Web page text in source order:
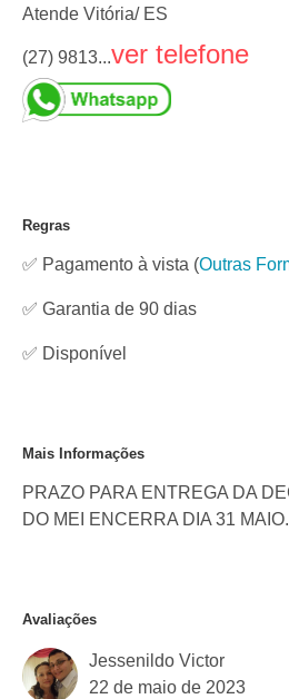
Atende Vitória/ ES
(27) 9813...ver telefone
Regras
✅ Pagamento à vista (Outras
✅ Garantia de 90 dias
✅ Disponível
Mais Informações
PRAZO PARA ENTREGA DA
DO MEI ENCERRA DIA 31 MAIO.
Avaliações
Jessenildo Victor
22 de maio de 2023